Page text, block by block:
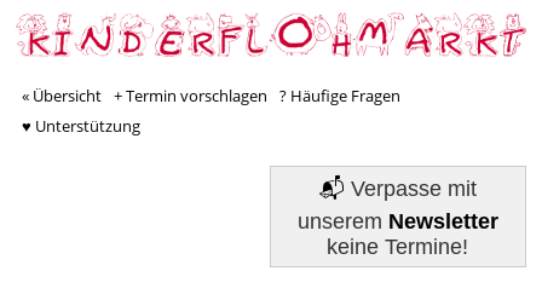
« Übersicht + Termin vorschlagen
? Häufige Fragen
♥ Unterstützung
📬 Verpasse mit
unserem Newsletter
keine Termine!